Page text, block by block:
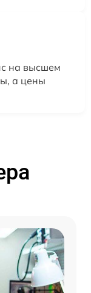
на высшем
а цены